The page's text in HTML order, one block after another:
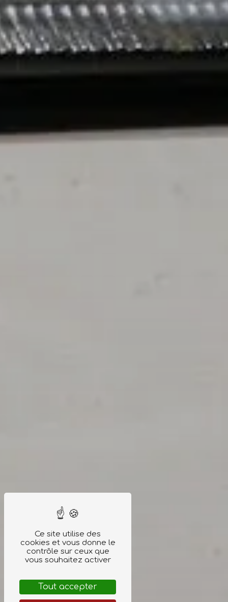
Ce site utilise des
cookies et vous donne le
contrôle sur ceux que
vous souhaitez activer
Tout accepter